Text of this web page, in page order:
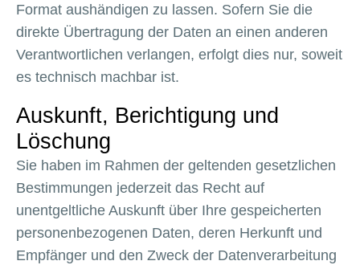
Format aushändigen zu lassen. Sofern Sie die
direkte Übertragung der Daten an einen anderen
Verantwortlichen verlangen, erfolgt dies nur, soweit
es technisch machbar ist.
Auskunft, Berichtigung und
Löschung
Sie haben im Rahmen der geltenden gesetzlichen
Bestimmungen jederzeit das Recht auf
unentgeltliche Auskunft über Ihre gespeicherten
personenbezogenen Daten, deren Herkunft und
Empfänger und den Zweck der Datenverarbeitung